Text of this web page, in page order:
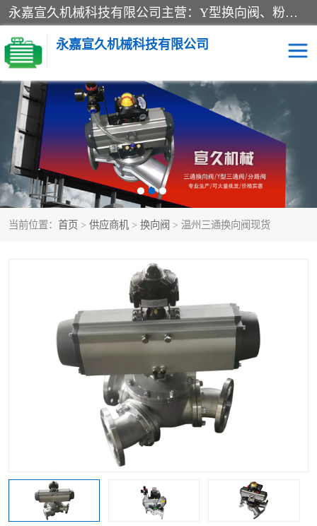
永嘉宣久机械科技有限公司主营：Y型换向阀、粉体换向阀、板式换向阀、三通换向阀、三通换向器、三通分路阀、管路换向阀等产品及服务。
永嘉宣久机械科技有限公司
当前位置： 首页 > 供应商机 > 换向阀 > 温州三通换向阀现货
换向阀 Y型换向阀
板式换向阀 粉料换向阀
粉体换向阀 管道换向阀
管路换向阀 三通换向阀
粉体三通阀
气动三通阀 不锈钢三通阀
Y型转向阀
Y型球阀
气动球阀
粉体分路阀